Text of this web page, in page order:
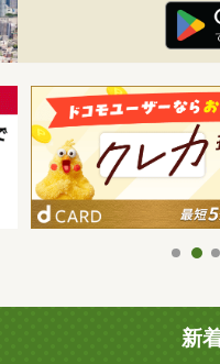
新